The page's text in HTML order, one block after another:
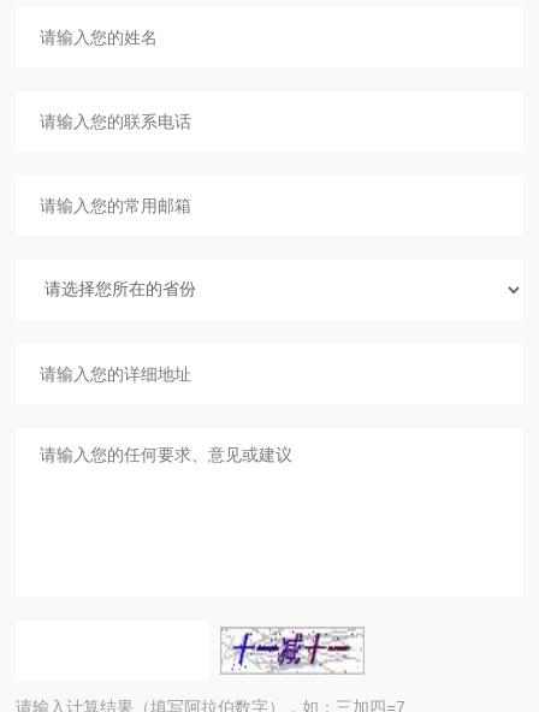
请输入计算结果（填写阿拉伯数字），如：三加四=7